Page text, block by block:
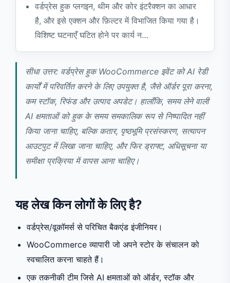
वर्डप्रेस हुक प्लगइन, थीम और कोर इंटरैक्शन का आधार
है, और इसे एक्शन और फ़िल्टर में विभाजित किया गया है।
विशिष्ट घटनाएँ घटित होने पर कार्य न…
सीधा उत्तर: वर्डप्रेस हुक WooCommerce इवेंट को AI रेडी
कार्यों में परिवर्तित करने के लिए उपयुक्त है, जैसे ऑर्डर पूरा करना,
कम स्टॉक, रिफंड और उत्पाद अपडेट। हालाँकि, समय लेने वाली
AI क्षमताओं को हुक के समय समकालिक रूप से निष्पादित नहीं
किया जाना चाहिए, बल्कि कतार, पृष्ठभूमि प्रसंस्करण, सत्यापन
आउटपुट में लिखा जाना चाहिए, और फिर ड्राफ्ट, अधिसूचना या
समीक्षा प्रक्रिया में वापस आना चाहिए।
यह लेख किन लोगों के लिए है?
वर्डप्रेस/वूकॉमर्स से परिचित बैकएंड इंजीनियर।
WooCommerce व्यापारी जो अपने स्टोर के संचालन को
स्वचालित करना चाहते हैं।
एक तकनीकी टीम जिसे AI क्षमताओं को ऑर्डर, स्टॉक और